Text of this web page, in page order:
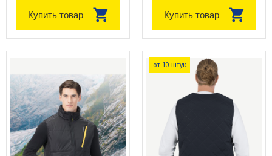
Купить товар Купить товар
от 10 штук